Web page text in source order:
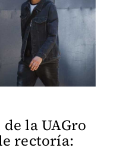
la UAGro
rectoría: